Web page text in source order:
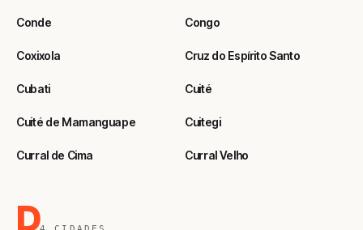
Conde Congo
Coxixola Cruz do Espírito Santo
Cubati Cuité
Cuité de Mamanguape Cuitegi
Curral de Cima Curral Velho
D